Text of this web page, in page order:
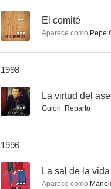
-- El comité
Aparece como Pepe
1998
-- La virtud del
Guión, Reparto
1996
-- La sal de la vida
Aparece como